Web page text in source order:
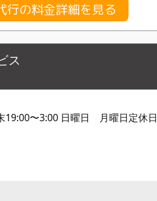
行の料金詳細を見る
ス
19:00〜3:00 日曜日 月曜日定休日